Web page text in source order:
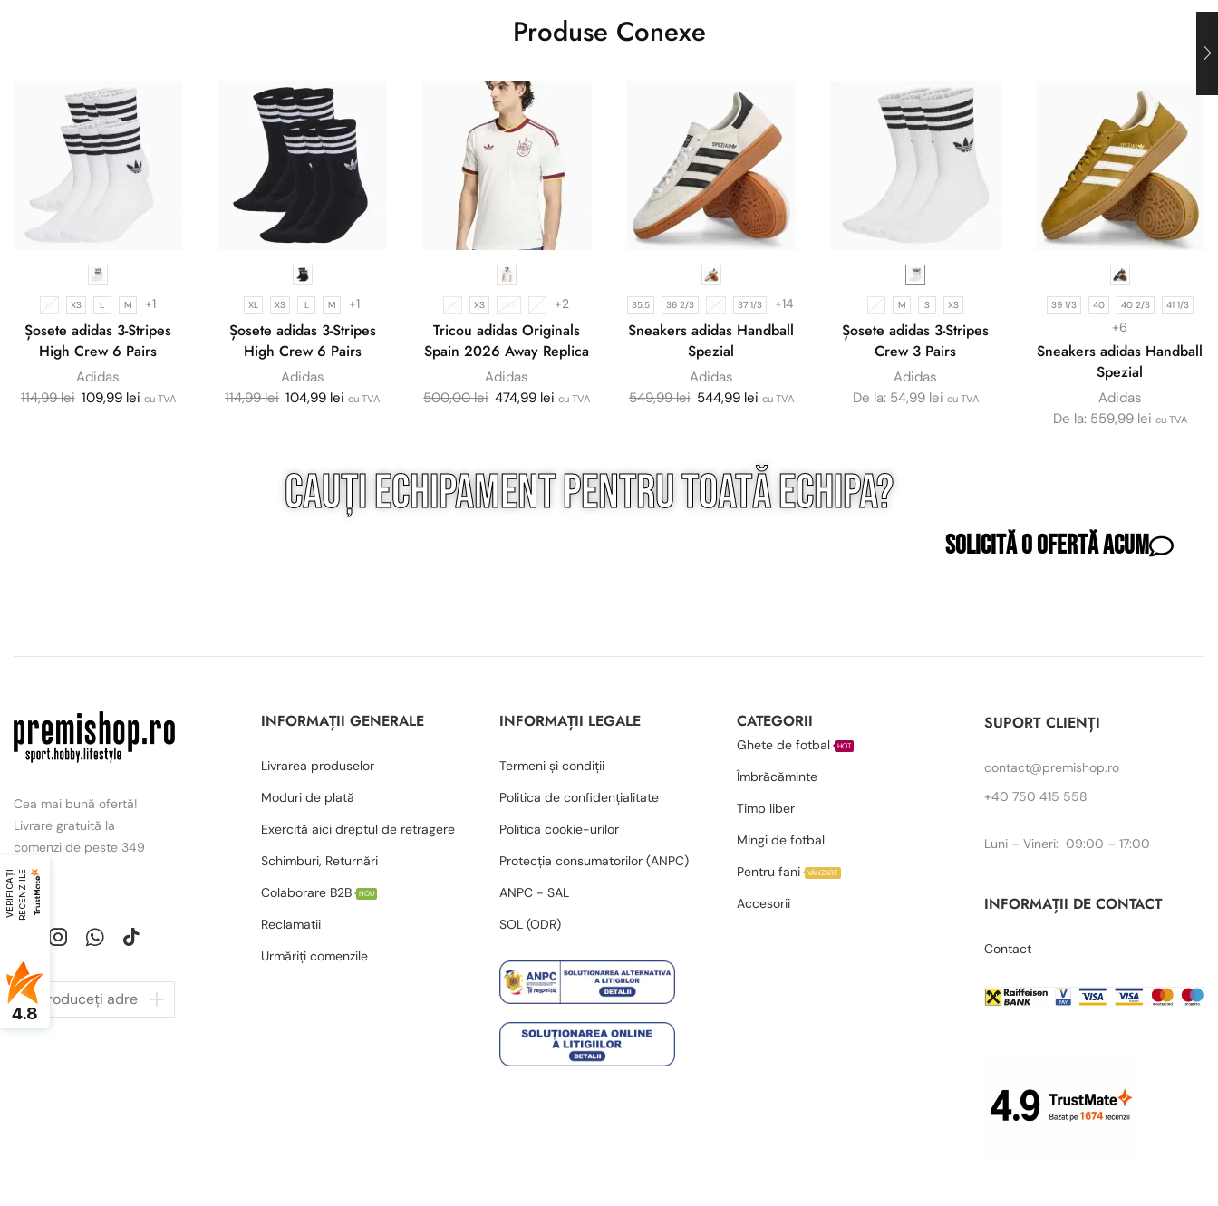
Produse Conexe
XL XS L M +1
Șosete adidas 3-Stripes
High Crew 6 Pairs
Adidas
114,99lei 109,99 lei cu TVA
XL XS L M +1
Șosete adidas 3-Stripes
High Crew 6 Pairs
Adidas
114,99lei 104,99 lei cu TVA
XL XS XXL +2
Tricou adidas Originals
Spain 2026 Away Replica
Adidas
500,00lei 474,99 lei cu TVA
35.5 36 2/3 36 37 1/3 +14
Sneakers adidas Handball
Spezial
Adidas
549,99lei 544,99 lei cu TVA
M S XS
Șosete adidas 3-Stripes
Crew 3 Pairs
Adidas
De la: 54,99 lei cu TVA
39 1/3 40 40 2/3 41 1/3
+6
Sneakers adidas Handball
Spezial
Adidas
De la: 559,99 lei cu TVA
Cauți echipament pentrutoatăechipa?
Solicită o ofertă acum
Cea mai bună ofertă!
Livrare gratuită la
comenzi de peste 349
lei.
INFORMAȚII GENERALE
Livrarea produselor
Moduri de plată
Exercită aici dreptul de retragere
Schimburi, Returnări
Colaborare B2B
NOU
Reclamații
Urmăriți comenzile
INFORMAȚII LEGALE
Termeni și condiții
Politica de confidențialitate
Politica cookie-urilor
Protecția consumatorilor (ANPC)
ANPC - SAL
SOL (ODR)
CATEGORII
Ghete de fotbal HOT
Îmbrăcăminte
Timp liber
Mingi de fotbal
Pentru fani
VÂNZARE
Accesorii
SUPORT CLIENȚI
contact@premishop.ro
+40 750 415 558
Luni – Vineri: 09:00 – 17:00
INFORMAȚII DE CONTACT
Contact
V
E
R
I
F
I
C
A
Ț
I
R
E
C
E
N
Z
I
I
LE
4.8